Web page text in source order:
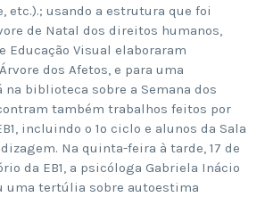
etc.).; usando a estrutura que foi
de Natal dos direitos humanos,
Educação Visual elaboraram
dos Afetos, e para uma
na biblioteca sobre a Semana dos
também trabalhos feitos por
incluindo o 1º ciclo e alunos da Sala
Na quinta-feira à tarde, 17 de
da EB1, a psicóloga Gabriela Inácio
uma tertúlia sobre autoestima